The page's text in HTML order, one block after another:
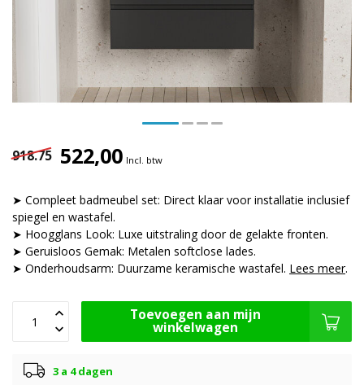
918.75 522,00 Incl. btw
➤ Compleet badmeubel set: Direct klaar voor installatie inclusief
spiegel en wastafel.
➤ Hoogglans Look: Luxe uitstraling door de gelakte fronten.
➤ Geruisloos Gemak: Metalen softclose lades.
➤ Onderhoudsarm: Duurzame keramische wastafel. Lees meer.
Toevoegen aan mijn
winkelwagen
3 a 4 dagen